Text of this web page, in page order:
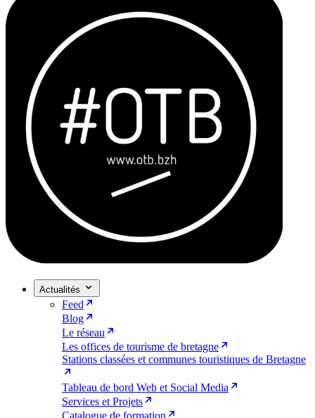
Actualités
Feed
Blog
Le réseau
Les offices de tourisme de bretagne
Stations classées et communes touristiques de Bretagne
Tableau de bord Web et Social Media
Services et Projets
Catalogue de formation